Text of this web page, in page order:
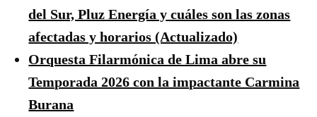
del Sur, Pluz Energía y cuáles son las zonas
afectadas y horarios (Actualizado)
Orquesta Filarmónica de Lima abre su
Temporada 2026 con la impactante Carmina
Burana